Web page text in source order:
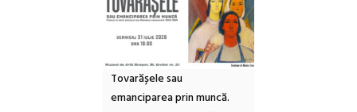
Tovarășele sau
emanciparea prin muncă.